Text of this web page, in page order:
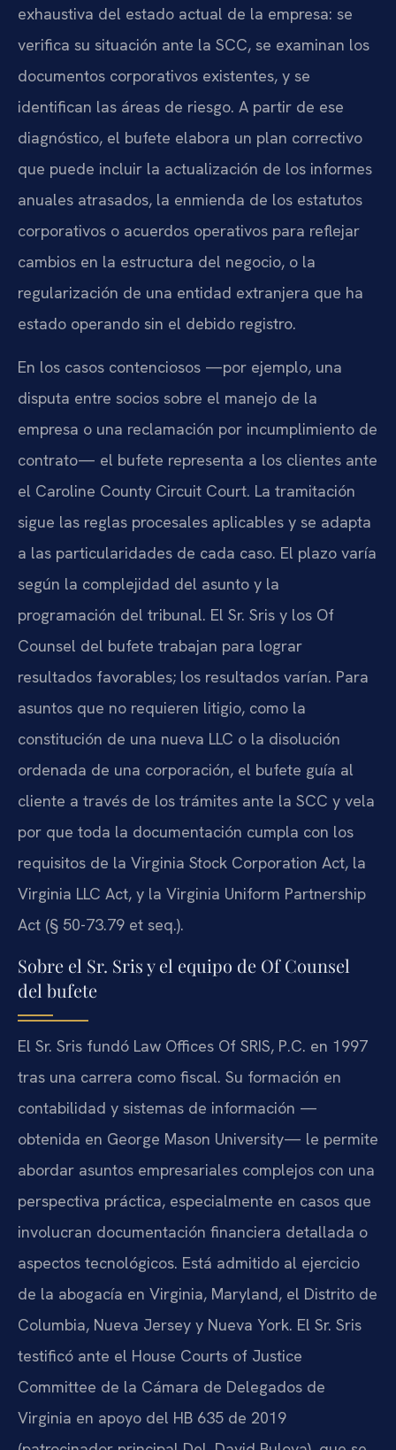
exhaustiva del estado actual de la empresa: se
verifica su situación ante la SCC, se examinan los
documentos corporativos existentes, y se
identifican las áreas de riesgo. A partir de ese
diagnóstico, el bufete elabora un plan correctivo
que puede incluir la actualización de los informes
anuales atrasados, la enmienda de los estatutos
corporativos o acuerdos operativos para reflejar
cambios en la estructura del negocio, o la
regularización de una entidad extranjera que ha
estado operando sin el debido registro.
En los casos contenciosos —por ejemplo, una
disputa entre socios sobre el manejo de la
empresa o una reclamación por incumplimiento de
contrato— el bufete representa a los clientes ante
el Caroline County Circuit Court. La tramitación
sigue las reglas procesales aplicables y se adapta
a las particularidades de cada caso. El plazo varía
según la complejidad del asunto y la
programación del tribunal. El Sr. Sris y los Of
Counsel del bufete trabajan para lograr
resultados favorables; los resultados varían. Para
asuntos que no requieren litigio, como la
constitución de una nueva LLC o la disolución
ordenada de una corporación, el bufete guía al
cliente a través de los trámites ante la SCC y vela
por que toda la documentación cumpla con los
requisitos de la Virginia Stock Corporation Act, la
Virginia LLC Act, y la Virginia Uniform Partnership
Act (§ 50-73.79 et seq.).
Sobre el Sr. Sris y el equipo de Of Counsel
del bufete
El Sr. Sris fundó Law Offices Of SRIS, P.C. en 1997
tras una carrera como fiscal. Su formación en
contabilidad y sistemas de información —
obtenida en George Mason University— le permite
abordar asuntos empresariales complejos con una
perspectiva práctica, especialmente en casos que
involucran documentación financiera detallada o
aspectos tecnológicos. Está admitido al ejercicio
de la abogacía en Virginia, Maryland, el Distrito de
Columbia, Nueva Jersey y Nueva York. El Sr. Sris
testificó ante el House Courts of Justice
Committee de la Cámara de Delegados de
Virginia en apoyo del HB 635 de 2019